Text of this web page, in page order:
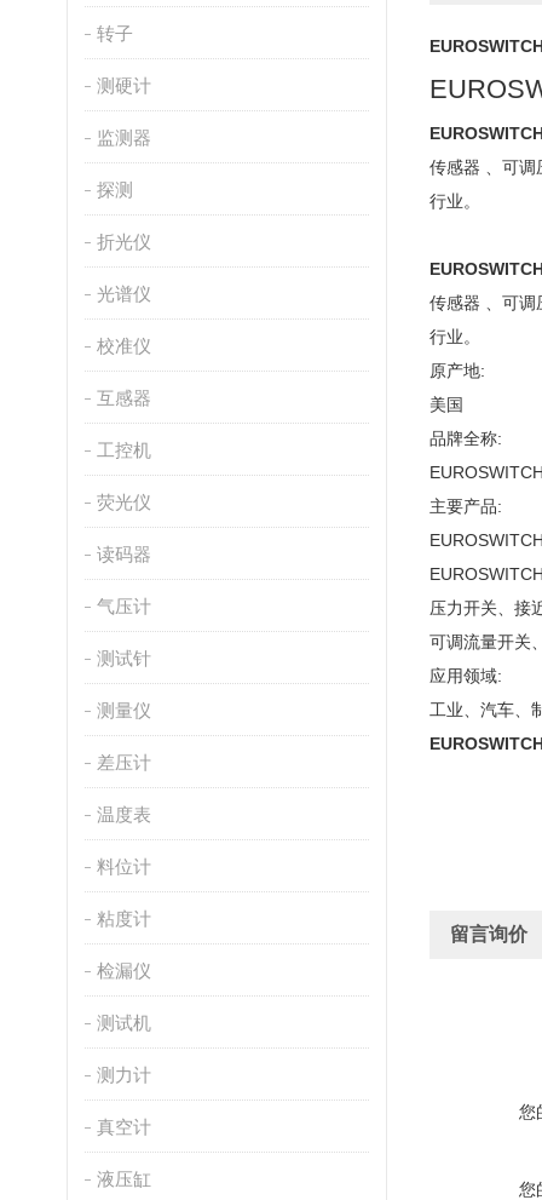
转子
测硬计
监测器
探测
折光仪
光谱仪
校准仪
互感器
工控机
荧光仪
读码器
气压计
测试针
测量仪
差压计
温度表
料位计
粘度计
检漏仪
测试机
测力计
真空计
液压缸
传感器 、可调
行业。
传感器 、可调
行业。
原产地:
美国
品牌全称:
主要产品:
压力开关、接
可调流量开关
应用领域:
工业、汽车、
留言询价
您
您